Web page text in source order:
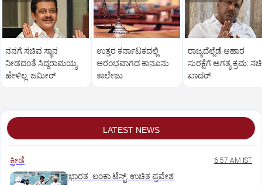
ನನಗೆ ಸಚಿವ ಸ್ಥಾನ
ನೀಡದಂತೆ ಸಿದ್ದರಾಮಯ್ಯ
ಹೇಳಿಲ್ಲ: ಜಮೀರ್
ಉತ್ತರ ಕರ್ನಾಟಕದಲ್ಲಿ
ಆರಂಭವಾಗದ ಕಾನೂನು
ಕಾಲೇಜು
ರಾಜ್ಯದೆಲ್ಲೆಡೆ ಆಹಾರ
ಸುರಕ್ಷೆಗೆ ಅಗತ್ಯ ಕ್ರಮ:
ಖಾದರ್
LATEST NEWS
ಕ್ರೀಡೆ 6:57 AM IST
ಭಾರತ ಲಂಕಾ ಟೆಸ್ಟ್: ಉಚಿತ ಪ್ರವೇಶ